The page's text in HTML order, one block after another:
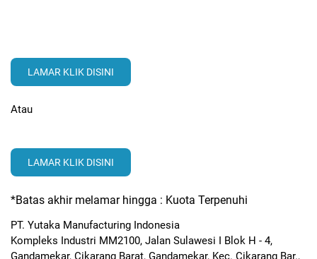
LAMAR KLIK DISINI
Atau
LAMAR KLIK DISINI
*Batas akhir melamar hingga : Kuota Terpenuhi
PT. Yutaka Manufacturing Indonesia
Kompleks Industri MM2100, Jalan Sulawesi I Blok H - 4,
Gandamekar, Cikarang Barat, Gandamekar, Kec. Cikarang Bar.,